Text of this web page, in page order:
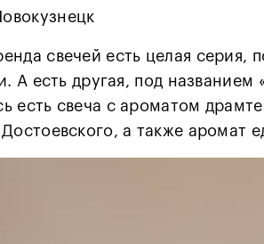
свечей есть целая
А есть другая, под
есть свеча с ароматом
а также аромат